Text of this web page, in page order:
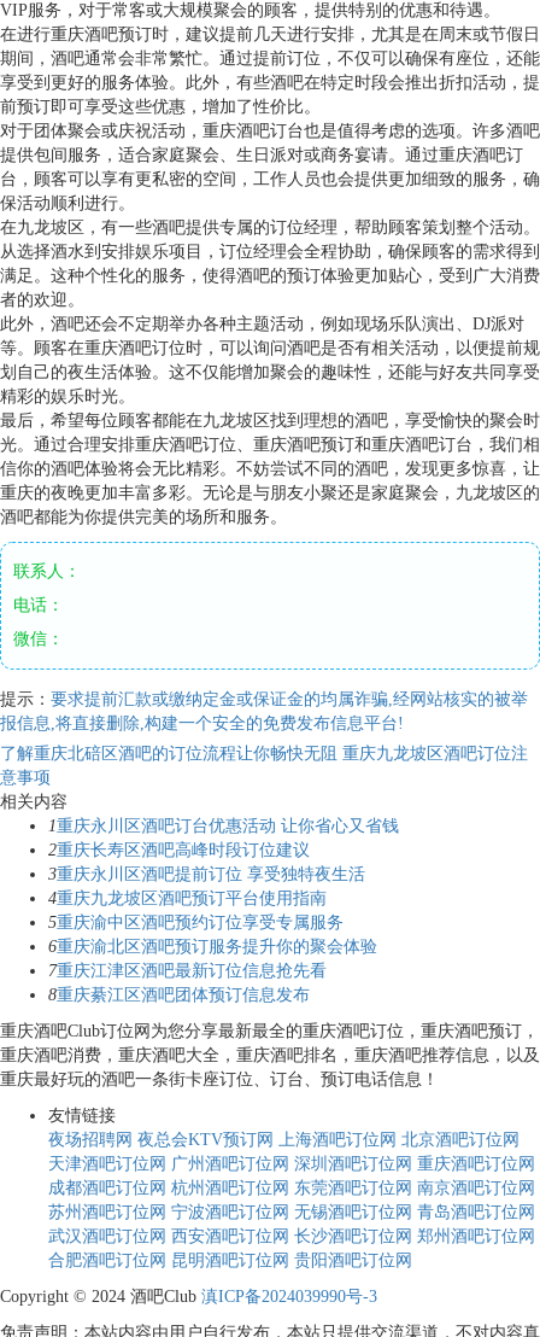
VIP服务，对于常客或大规模聚会的顾客，提供特别的优惠和待遇。
在进行重庆酒吧预订时，建议提前几天进行安排，尤其是在周末或节假日
期间，酒吧通常会非常繁忙。通过提前订位，不仅可以确保有座位，还能
享受到更好的服务体验。此外，有些酒吧在特定时段会推出折扣活动，提
前预订即可享受这些优惠，增加了性价比。
对于团体聚会或庆祝活动，重庆酒吧订台也是值得考虑的选项。许多酒吧
提供包间服务，适合家庭聚会、生日派对或商务宴请。通过重庆酒吧订
台，顾客可以享有更私密的空间，工作人员也会提供更加细致的服务，确
保活动顺利进行。
在九龙坡区，有一些酒吧提供专属的订位经理，帮助顾客策划整个活动。
从选择酒水到安排娱乐项目，订位经理会全程协助，确保顾客的需求得到
满足。这种个性化的服务，使得酒吧的预订体验更加贴心，受到广大消费
者的欢迎。
此外，酒吧还会不定期举办各种主题活动，例如现场乐队演出、DJ派对
等。顾客在重庆酒吧订位时，可以询问酒吧是否有相关活动，以便提前规
划自己的夜生活体验。这不仅能增加聚会的趣味性，还能与好友共同享受
精彩的娱乐时光。
最后，希望每位顾客都能在九龙坡区找到理想的酒吧，享受愉快的聚会时
光。通过合理安排重庆酒吧订位、重庆酒吧预订和重庆酒吧订台，我们相
信你的酒吧体验将会无比精彩。不妨尝试不同的酒吧，发现更多惊喜，让
重庆的夜晚更加丰富多彩。无论是与朋友小聚还是家庭聚会，九龙坡区的
酒吧都能为你提供完美的场所和服务。
联系人：
电话：
微信：
提示： 要求提前汇款或缴纳定金或保证金的均属诈骗,经网站核实的被举
报信息,将直接删除,构建一个安全的免费发布信息平台!
了解重庆北碚区酒吧的订位流程让你畅快无阻 重庆九龙坡区酒吧订位注
意事项
相关内容
1重庆永川区酒吧订台优惠活动 让你省心又省钱
2重庆长寿区酒吧高峰时段订位建议
3重庆永川区酒吧提前订位 享受独特夜生活
4重庆九龙坡区酒吧预订平台使用指南
5重庆渝中区酒吧预约订位享受专属服务
6重庆渝北区酒吧预订服务提升你的聚会体验
7重庆江津区酒吧最新订位信息抢先看
8重庆綦江区酒吧团体预订信息发布
重庆酒吧Club订位网为您分享最新最全的重庆酒吧订位，重庆酒吧预订，
重庆酒吧消费，重庆酒吧大全，重庆酒吧排名，重庆酒吧推荐信息，以及
重庆最好玩的酒吧一条街卡座订位、订台、预订电话信息！
友情链接
夜场招聘网 夜总会KTV预订网 上海酒吧订位网 北京酒吧订位网
天津酒吧订位网 广州酒吧订位网 深圳酒吧订位网 重庆酒吧订位网
成都酒吧订位网 杭州酒吧订位网 东莞酒吧订位网 南京酒吧订位网
苏州酒吧订位网 宁波酒吧订位网 无锡酒吧订位网 青岛酒吧订位网
武汉酒吧订位网 西安酒吧订位网 长沙酒吧订位网 郑州酒吧订位网
合肥酒吧订位网 昆明酒吧订位网 贵阳酒吧订位网
Copyright © 2024 酒吧Club 滇ICP备2024039990号-3
免责声明：本站内容由用户自行发布，本站只提供交流渠道，不对内容真